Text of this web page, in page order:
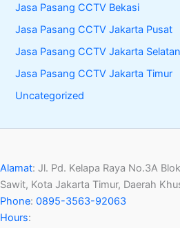
Jasa Pasang CCTV Bekasi
Jasa Pasang CCTV Jakarta Pusat
Jasa Pasang CCTV Jakarta Selatan
Jasa Pasang CCTV Jakarta Timur
Uncategorized
Alamat: Jl. Pd. Kelapa Raya No.3A
Sawit, Kota Jakarta Timur, Daerah
Phone: 0895-3563-92063
Hours: